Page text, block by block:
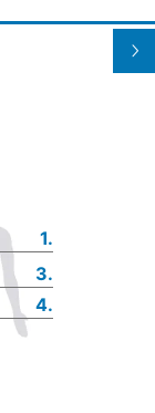
1.
3.
4.